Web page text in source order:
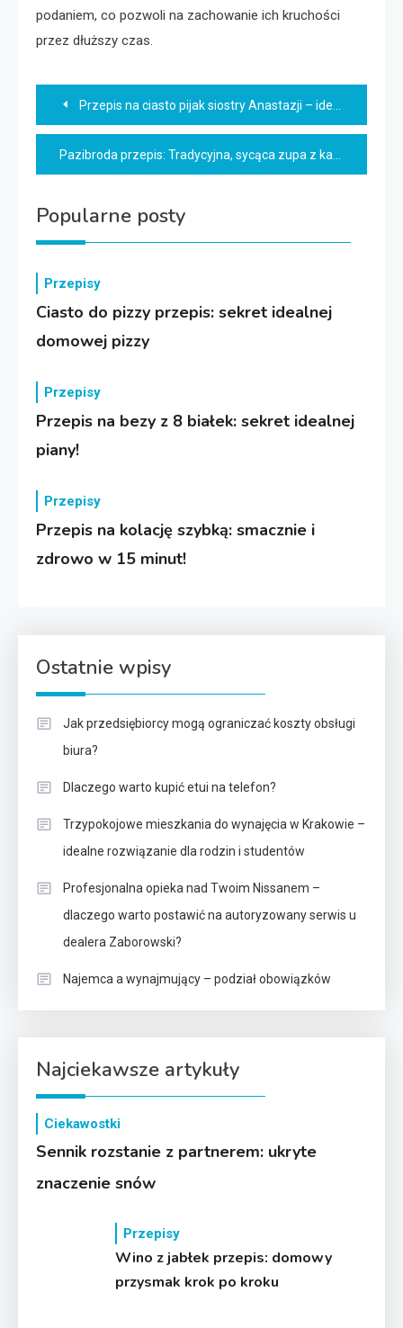
podaniem, co pozwoli na zachowanie ich kruchości
przez dłuższy czas.
Nawigacja
wpisu
Przepis na ciasto pijak siostry Anastazji – idealny na święta!
Pazibroda przepis: Tradycyjna, sycąca zupa z kapusty i ziemniaków
Popularne posty
Przepisy
Ciasto do pizzy przepis: sekret idealnej
domowej pizzy
Przepisy
Przepis na bezy z 8 białek: sekret idealnej
piany!
Przepisy
Przepis na kolację szybką: smacznie i
zdrowo w 15 minut!
Ostatnie wpisy
Jak przedsiębiorcy mogą ograniczać koszty obsługi
biura?
Dlaczego warto kupić etui na telefon?
Trzypokojowe mieszkania do wynajęcia w Krakowie –
idealne rozwiązanie dla rodzin i studentów
Profesjonalna opieka nad Twoim Nissanem –
dlaczego warto postawić na autoryzowany serwis u
dealera Zaborowski?
Najemca a wynajmujący – podział obowiązków
Najciekawsze artykuły
Ciekawostki
Sennik rozstanie z partnerem: ukryte
znaczenie snów
Przepisy
Wino z jabłek przepis: domowy
przysmak krok po kroku